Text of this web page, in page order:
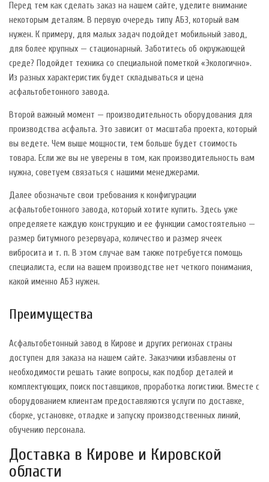
Перед тем как сделать заказ на нашем сайте, уделите внимание
некоторым деталям. В первую очередь типу АБЗ, который вам
нужен. К примеру, для малых задач подойдет мобильный завод,
для более крупных — стационарный. Заботитесь об окружающей
среде? Подойдет техника со специальной пометкой «Экологично».
Из разных характеристик будет складываться и цена
асфальтобетонного завода.
Второй важный момент — производительность оборудования для
производства асфальта. Это зависит от масштаба проекта, который
вы ведете. Чем выше мощности, тем больше будет стоимость
товара. Если же вы не уверены в том, как производительность вам
нужна, советуем связаться с нашими менеджерами.
Далее обозначьте свои требования к конфигурации
асфальтобетонного завода, который хотите купить. Здесь уже
определяете каждую конструкцию и ее функции самостоятельно —
размер битумного резервуара, количество и размер ячеек
вибросита и т. п. В этом случае вам также потребуется помощь
специалиста, если на вашем производстве нет четкого понимания,
какой именно АБЗ нужен.
Преимущества
Асфальтобетонный завод в Кирове и других регионах страны
доступен для заказа на нашем сайте. Заказчики избавлены от
необходимости решать такие вопросы, как подбор деталей и
комплектующих, поиск поставщиков, проработка логистики. Вместе с
оборудованием клиентам предоставляются услуги по доставке,
сборке, установке, отладке и запуску производственных линий,
обучению персонала.
Доставка в Кирове и Кировской
области